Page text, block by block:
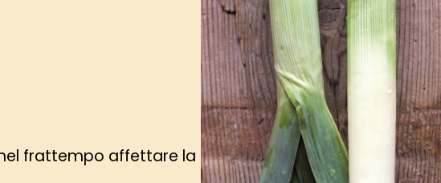
frattempo affettare la